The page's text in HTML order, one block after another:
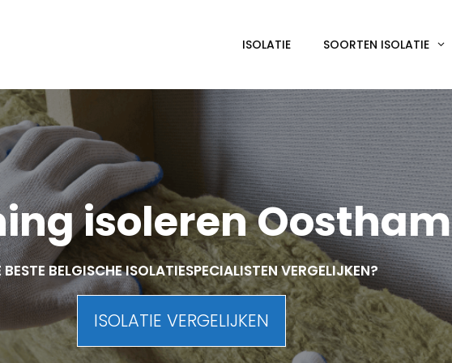
ISOLATIE SOORTEN ISOLATIE
isoleren Oostham
BESTE BELGISCHE ISOLATIESPECIALISTEN VERGELIJKEN?
ISOLATIE VERGELIJKEN